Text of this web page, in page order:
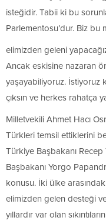
isteğidir. Tabii ki bu
Parlementosu’dur. Biz bu
elimizden geleni
Ancak eskisine nazaran
yaşayabiliyoruz. İstiyoruz
çıksın ve herkes rahatça
Milletvekili Ahmet Hacı
Türkleri temsil ettiklerini
Türkiye Başbakanı
Başbakanı Yorgo
konusu. İki ülke
elimizden gelen desteği
yıllardır var olan